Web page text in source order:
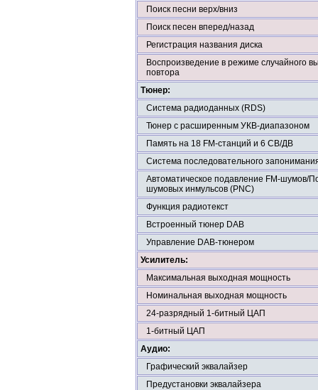
Поиск песни верх/вниз
Поиск песен вперед/назад
Регистрация названия диска
Воспроизведение в режиме случайного
повтора
Тюнер:
Система радиоданных (RDS)
Тюнер с расширенным УКВ-диапазоном
Память на 18 FM-станций и 6 СВ/ДВ
Система последовательного
Автоматическое подавление FM-шумов/
шумовых инмульсов (PNC)
Функция радиотекст
Встроенный тюнер DAB
Управление DAB-тюнером
Усилитель:
Максимальная выходная мощность
Номинальная выходная мощность
24-разрядный 1-битный ЦАП
1-битный ЦАП
Аудио:
Графический эквалайзер
Предустановки эквалайзера